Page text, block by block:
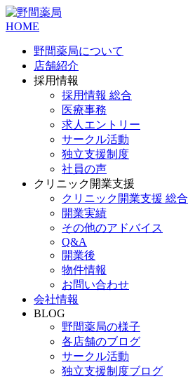
HOME
野間薬局について
店舗紹介
採用情報
採用情報 総合
医療事務
求人エントリー
サークル活動
独立支援制度
社員の声
クリニック開業支援
クリニック開業支援 総合
開業実績
その他のアドバイス
Q&A
開業後
物件情報
お問い合わせ
会社情報
BLOG
野間薬局の様子
各店舗のブログ
サークル活動
独立支援制度ブログ